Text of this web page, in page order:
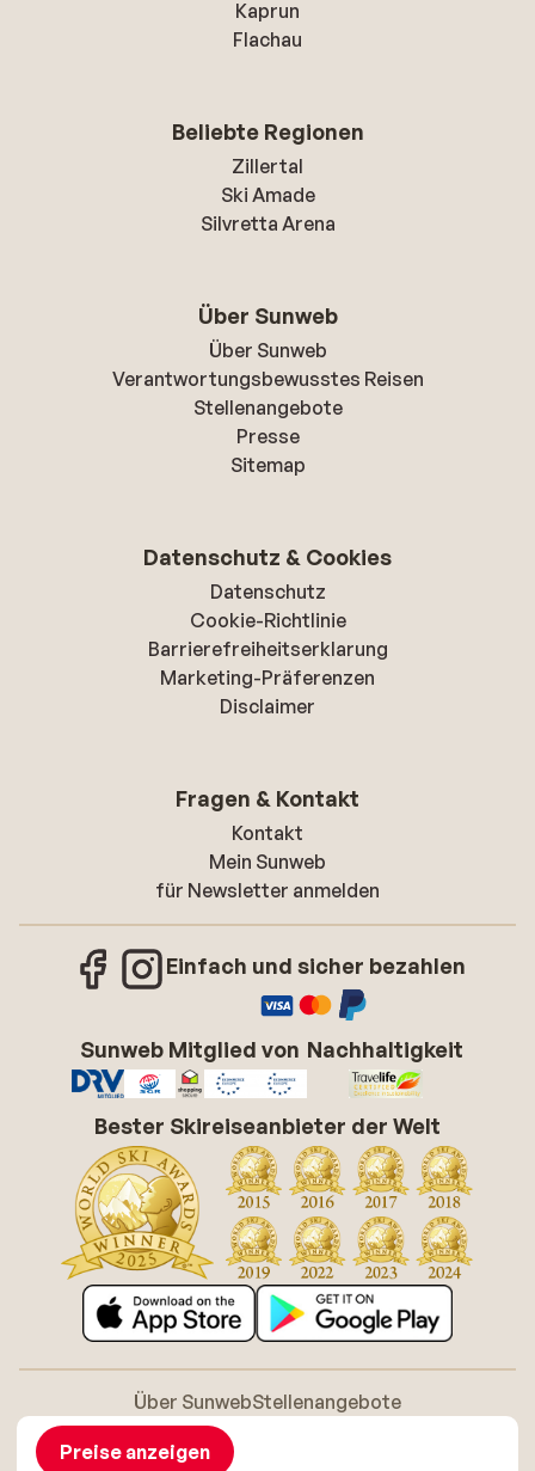
Preise anzeigen
Kaprun
Flachau
Beliebte Regionen
Zillertal
Ski Amade
Silvretta Arena
Über Sunweb
Über Sunweb
Verantwortungsbewusstes Reisen
Stellenangebote
Presse
Sitemap
Datenschutz & Cookies
Datenschutz
Cookie-Richtlinie
Barrierefreiheitserklarung
Marketing-Präferenzen
Disclaimer
Fragen & Kontakt
Kontakt
Mein Sunweb
für Newsletter anmelden
Einfach und sicher bezahlen
Sunweb Mitglied von Nachhaltigkeit
Bester Skireiseanbieter der Welt
Über SunwebStellenangebote
Allgemeine Geschäftsbedingungen (AGB)
Cookie-RichtlinieBarrierefreiheitserklarung